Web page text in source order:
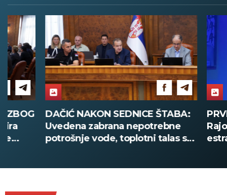
DAČIĆ NAKON SEDNICE ŠTABA:
Uvedena zabrana nepotrebne
potrošnje vode, toplotni talas se
PRVI PUT U
Rajović
estrade u